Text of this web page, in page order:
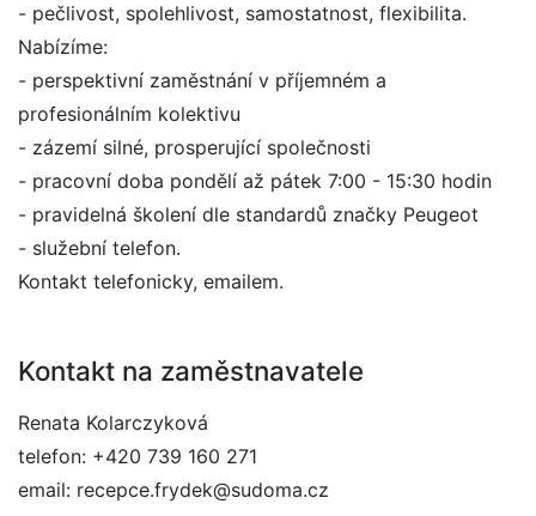
- pečlivost, spolehlivost, samostatnost, flexibilita.
Nabízíme:
- perspektivní zaměstnání v příjemném a
profesionálním kolektivu
- zázemí silné, prosperující společnosti
- pracovní doba pondělí až pátek 7:00 - 15:30 hodin
- pravidelná školení dle standardů značky Peugeot
- služební telefon.
Kontakt telefonicky, emailem.
Kontakt na zaměstnavatele
Renata Kolarczyková
telefon: +420 739 160 271
email: recepce.frydek@sudoma.cz